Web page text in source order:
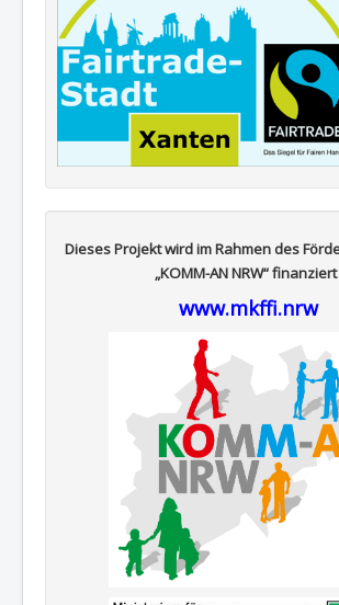
Dieses Projekt wird im Rahmen des
„KOMM-AN NRW“ finanziert
www.mkffi.nrw